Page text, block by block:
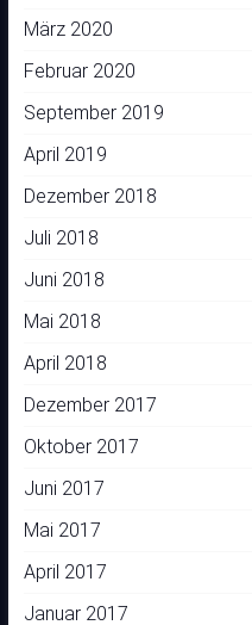
März 2020
Februar 2020
September 2019
April 2019
Dezember 2018
Juli 2018
Juni 2018
Mai 2018
April 2018
Dezember 2017
Oktober 2017
Juni 2017
Mai 2017
April 2017
Januar 2017